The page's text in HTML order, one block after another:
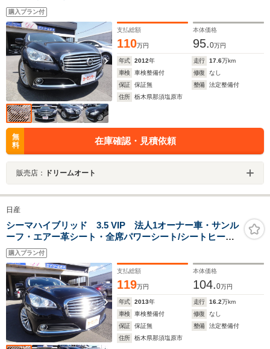
購入プラン付
支払総額
110万円
本体価格
95.0万円
年式 2012年 走行 17.6万km
車検
車検整備付 修復
なし
保証
保証無 整備
法定整備付
住所
栃木県那須塩原市
無
料
在庫確認・見積依頼
販売店： ドリームオート
日産
シーマハイブリッド 3.5 VIP 法人1オーナー車・サンル
ーフ・エアー革シート・全席パワーシート/シートヒータ
ー
購入プラン付
支払総額
119万円
本体価格
104.0万円
年式 2013年 走行 16.2万km
車検
車検整備付 修復
なし
保証
保証無 整備
法定整備付
住所
栃木県那須塩原市